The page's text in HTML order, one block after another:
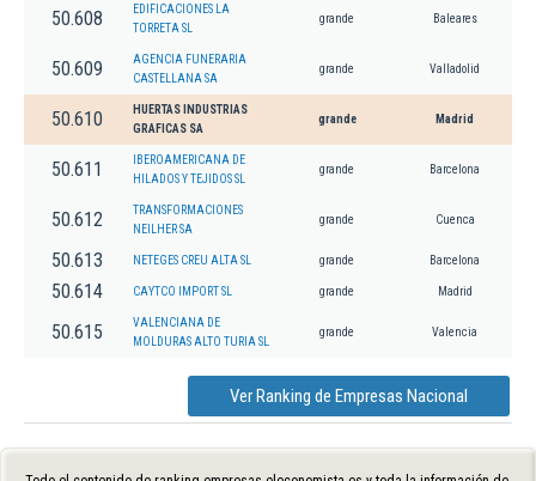
50.608
EDIFICACIONES LA
TORRETA SL
grande Baleares
50.609
AGENCIA FUNERARIA
CASTELLANA SA
grande Valladolid
50.610
HUERTAS INDUSTRIAS
GRAFICAS SA
grande Madrid
50.611
IBEROAMERICANA DE
HILADOS Y TEJIDOS SL
grande Barcelona
50.612
TRANSFORMACIONES
NEILHER SA
grande Cuenca
50.613 NETEGES CREU ALTA SL grande Barcelona
50.614 CAYTCO IMPORT SL grande Madrid
50.615
VALENCIANA DE
MOLDURAS ALTO TURIA SL
grande Valencia
Ver Ranking de Empresas Nacional